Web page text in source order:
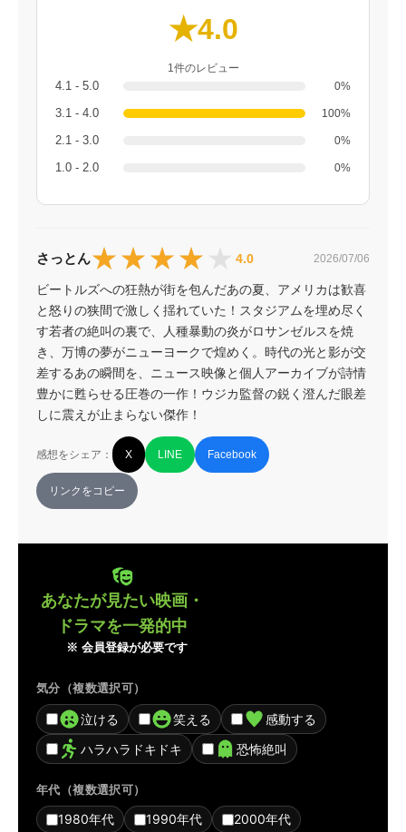
★4.0
1件のレビュー
4.1 - 5.0 0%
3.1 - 4.0 100%
2.1 - 3.0 0%
1.0 - 2.0 0%
さっとん★★★★★
★★★★★ 4.0 2026/07/06
ビートルズへの狂熱が街を包んだあの夏、アメリカは歓喜
と怒りの狭間で激しく揺れていた！スタジアムを埋め尽く
す若者の絶叫の裏で、人種暴動の炎がロサンゼルスを焼
き、万博の夢がニューヨークで煌めく。時代の光と影が交
差するあの瞬間を、ニュース映像と個人アーカイブが詩情
豊かに甦らせる圧巻の一作！ウジカ監督の鋭く澄んだ眼差
しに震えが止まらない傑作！
感想をシェア： X LINE Facebook
リンクをコピー
あなたが見たい映画・
ドラマを一発的中
※ 会員登録が必要です
気分（複数選択可）
泣ける 笑える
感動する
ハラハラドキドキ
恐怖絶叫
年代（複数選択可）
1980年代 1990年代
2000年代